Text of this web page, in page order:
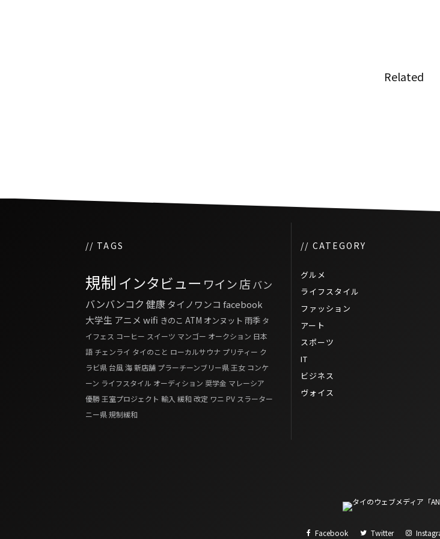
Related
// TAGS
規制 インタビュー ワイン店バン
バンバンコク 健康タイノワンコ facebook
大学生 アニメ wifi きのこ ATM オンヌット 雨季 タ
イフェス コーヒー スイーツ マンゴー オークション 日本
語 チェンライ タイのこと ローカルサウナ プリティー ク
ラビ県台風海新店舗 プラーチーンブリー県王女 コンケ
ーン ライフスタイル オーディション 奨学金 マレーシア
優勝王室プロジェクト 輸入 緩和 改定 ワニ PV スラーター
ニー県規制緩和
// CATEGORY
グルメ
ライフスタイル
ファッション
アート
スポーツ
IT
ビジネス
ヴォイス
Facebook Twitter